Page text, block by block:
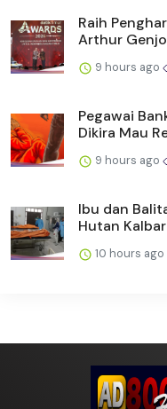
Raih
Arthur
9 hours ago
Pegawai
Dikira Mau
9 hours ago
Ibu dan
Hutan Kalbar
10 hours ago